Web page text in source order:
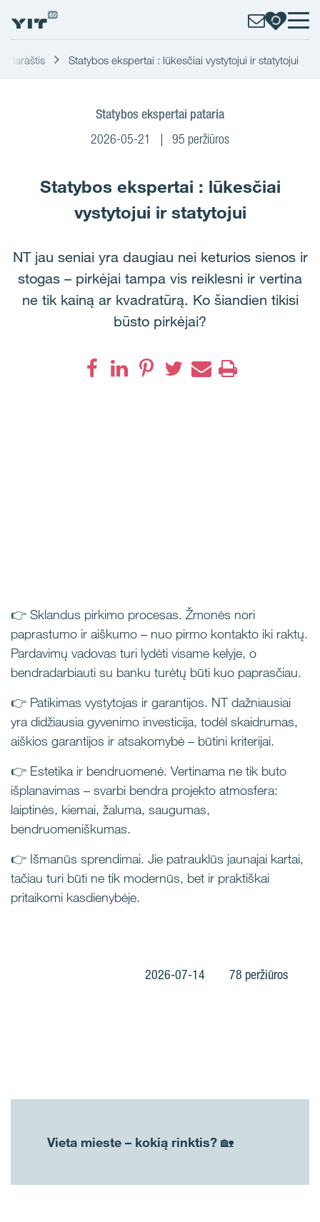
Statybos ekspertai : lūkesčiai vystytojui ir statytojui
Statybos ekspertai pataria
2026-05-21 95 peržiūros
Statybos ekspertai : lūkesčiai
vystytojui ir statytojui
NT jau seniai yra daugiau nei keturios sienos ir
stogas – pirkėjai tampa vis reiklesni ir vertina
ne tik kainą ar kvadratūrą. Ko šiandien tikisi
būsto pirkėjai?
👉 Sklandus pirkimo procesas. Žmonės nori
paprastumo ir aiškumo – nuo pirmo kontakto iki raktų.
Pardavimų vadovas turi lydėti visame kelyje, o
bendradarbiauti su banku turėtų būti kuo paprasčiau.
👉 Patikimas vystytojas ir garantijos. NT dažniausiai
yra didžiausia gyvenimo investicija, todėl skaidrumas,
aiškios garantijos ir atsakomybė – būtini kriterijai.
👉 Estetika ir bendruomenė. Vertinama ne tik buto
išplanavimas – svarbi bendra projekto atmosfera:
laiptinės, kiemai, žaluma, saugumas,
bendruomeniškumas.
👉 Išmanūs sprendimai. Jie patrauklūs jaunajai kartai,
tačiau turi būti ne tik modernūs, bet ir praktiškai
pritaikomi kasdienybėje.
2026-07-14 78 peržiūros
Vieta mieste – kokią rinktis? 🏡